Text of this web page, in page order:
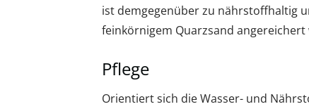
ist demgegenüber zu nährstoffhaltig
feinkörnigem Quarzsand angereichert
Pflege
Orientiert sich die Wasser- und